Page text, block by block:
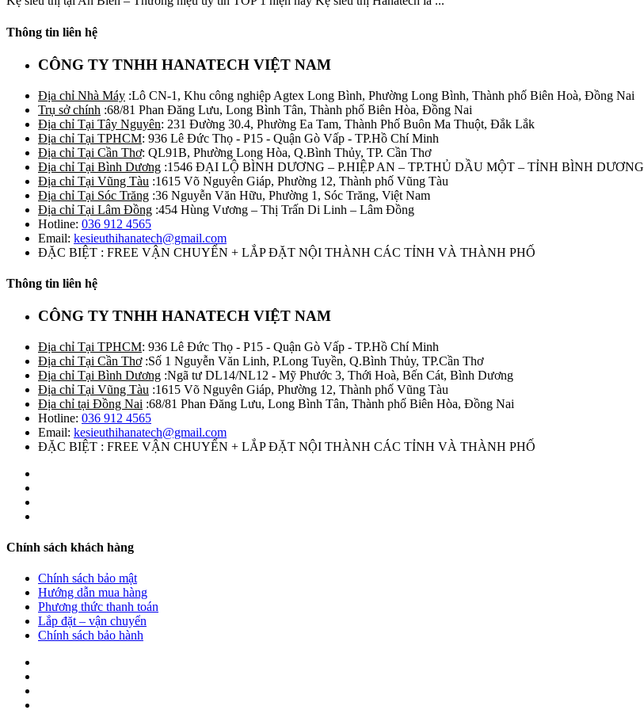
Thông tin liên hệ
CÔNG TY TNHH HANATECH VIỆT NAM
Địa chỉ Nhà Máy :Lô CN-1, Khu công nghiệp Agtex Long Bình, Phường Long Bình, Thành phố Biên Hoà, Đồng Nai
Trụ sở chính :68/81 Phan Đăng Lưu, Long Bình Tân, Thành phố Biên Hòa, Đồng Nai
Địa chỉ Tại Tây Nguyên: 231 Đường 30.4, Phường Ea Tam, Thành Phố Buôn Ma Thuột, Đắk Lắk
Địa chỉ Tại TPHCM: 936 Lê Đức Thọ - P15 - Quận Gò Vấp - TP.Hồ Chí Minh
Địa chỉ Tại Cần Thơ: QL91B, Phường Long Hòa, Q.Bình Thủy, TP. Cần Thơ
Địa chỉ Tại Bình Dương :1546 ĐẠI LỘ BÌNH DƯƠNG – P.HIỆP AN – TP.THỦ DẦU MỘT – TỈNH BÌNH DƯƠNG
Địa chỉ Tại Vũng Tàu :1615 Võ Nguyên Giáp, Phường 12, Thành phố Vũng Tàu
Địa chỉ Tại Sóc Trăng :36 Nguyễn Văn Hữu, Phường 1, Sóc Trăng, Việt Nam
Địa chỉ Tại Lâm Đồng :454 Hùng Vương – Thị Trấn Di Linh – Lâm Đồng
Hotline: 036 912 4565
Email: kesieuthihanatech@gmail.com
ĐẶC BIỆT : FREE VẬN CHUYỂN + LẮP ĐẶT NỘI THÀNH CÁC TỈNH VÀ THÀNH PHỐ
Thông tin liên hệ
CÔNG TY TNHH HANATECH VIỆT NAM
Địa chỉ Tại TPHCM: 936 Lê Đức Thọ - P15 - Quận Gò Vấp - TP.Hồ Chí Minh
Địa chỉ Tại Cần Thơ:Số 1 Nguyễn Văn Linh, P.Long Tuyền, Q.Bình Thủy, TP.Cần Thơ
Địa chỉ Tại Bình Dương :Ngã tư DL14/NL12 - Mỹ Phước 3, Thới Hoà, Bến Cát, Bình Dương
Địa chỉ Tại Vũng Tàu :1615 Võ Nguyên Giáp, Phường 12, Thành phố Vũng Tàu
Địa chỉ tại Đồng Nai :68/81 Phan Đăng Lưu, Long Bình Tân, Thành phố Biên Hòa, Đồng Nai
Hotline: 036 912 4565
Email: kesieuthihanatech@gmail.com
ĐẶC BIỆT : FREE VẬN CHUYỂN + LẮP ĐẶT NỘI THÀNH CÁC TỈNH VÀ THÀNH PHỐ
Chính sách khách hàng
Chính sách bảo mật
Hướng dẫn mua hàng
Phương thức thanh toán
Lắp đặt – vận chuyển
Chính sách bảo hành